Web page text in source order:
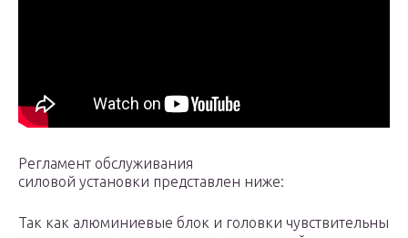
Регламент обслуживания
силовой установки представлен ниже:
Так как алюминиевые блок и головки чувствительны